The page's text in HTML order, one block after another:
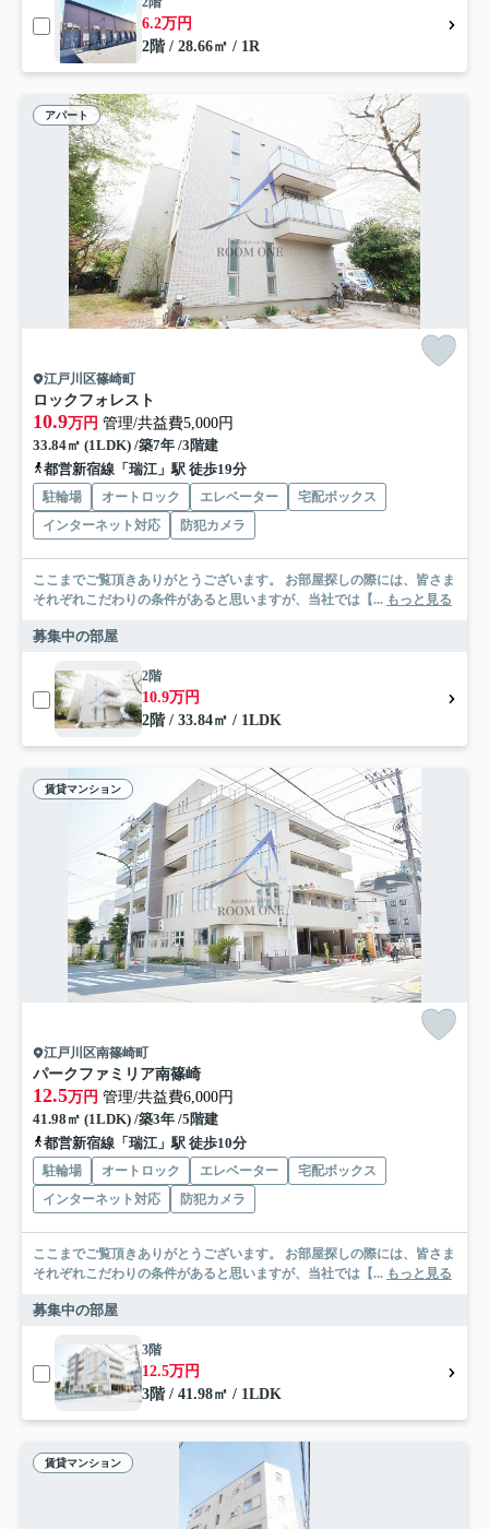
6.2万円
2階 / 28.66㎡ / 1R
アパート
江戸川区篠崎町
ロックフォレスト
10.9万円 管理/共益費5,000円
33.84㎡ (1LDK) /築7年 /3階建
都営新宿線「瑞江」駅 徒歩19分
駐輪場 オートロック エレベーター
宅配ボックス
インターネット対応
防犯カメラ
ここまでご覧頂きありがとうございます。 お部屋探しの際には、皆さま
それぞれこだわりの条件があると思いますが、当社では【... もっと見る
募集中の部屋
2階
10.9万円
2階 / 33.84㎡ / 1LDK
賃貸マンション
江戸川区南篠崎町
パークファミリア南篠崎
12.5万円 管理/共益費6,000円
41.98㎡ (1LDK) /築3年 /5階建
都営新宿線「瑞江」駅 徒歩10分
駐輪場 オートロック エレベーター
宅配ボックス
インターネット対応
防犯カメラ
ここまでご覧頂きありがとうございます。 お部屋探しの際には、皆さま
それぞれこだわりの条件があると思いますが、当社では【... もっと見る
募集中の部屋
3階
12.5万円
3階 / 41.98㎡ / 1LDK
賃貸マンション